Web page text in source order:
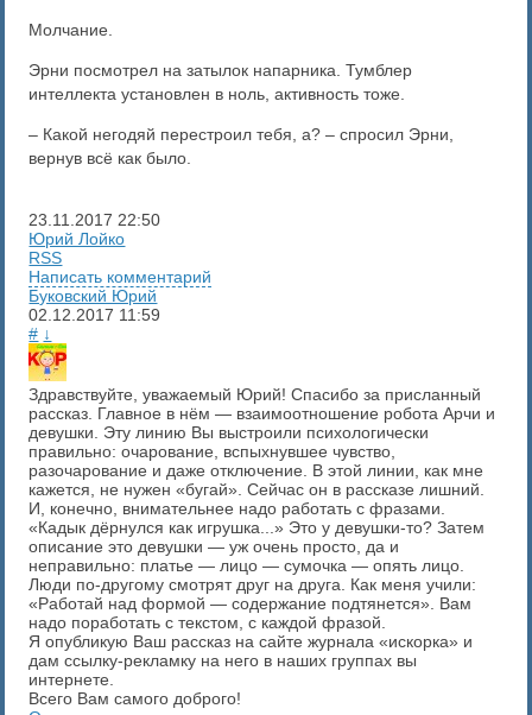
Молчание.
Эрни посмотрел на затылок напарника. Тумблер
интеллекта установлен в ноль, активность тоже.
– Какой негодяй перестроил тебя, а? – спросил Эрни,
вернув всё как было.
23.11.2017 22:50
Юрий Лойко
RSS
Написать комментарий
Буковский Юрий
02.12.2017 11:59
# ↓
Здравствуйте, уважаемый Юрий! Спасибо за присланный
рассказ. Главное в нём — взаимоотношение робота Арчи и
девушки. Эту линию Вы выстроили психологически
правильно: очарование, вспыхнувшее чувство,
разочарование и даже отключение. В этой линии, как мне
кажется, не нужен «бугай». Сейчас он в рассказе лишний.
И, конечно, внимательнее надо работать с фразами.
«Кадык дёрнулся как игрушка...» Это у девушки-то? Затем
описание это девушки — уж очень просто, да и
неправильно: платье — лицо — сумочка — опять лицо.
Люди по-другому смотрят друг на друга. Как меня учили:
«Работай над формой — содержание подтянется». Вам
надо поработать с текстом, с каждой фразой.
Я опубликую Ваш рассказ на сайте журнала «искорка» и
дам ссылку-рекламку на него в наших группах вы
интернете.
Всего Вам самого доброго!